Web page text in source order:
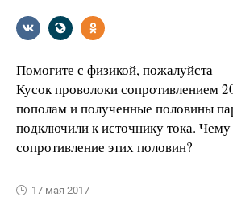
Помогите с физикой, пожалуйста
Кусок проволоки сопротивлением
пополам и полученные половины
подключили к источнику тока.
сопротивление этих половин?
17 мая 2017